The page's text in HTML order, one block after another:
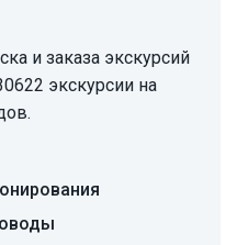
и заказа экскурсий
экскурсии на